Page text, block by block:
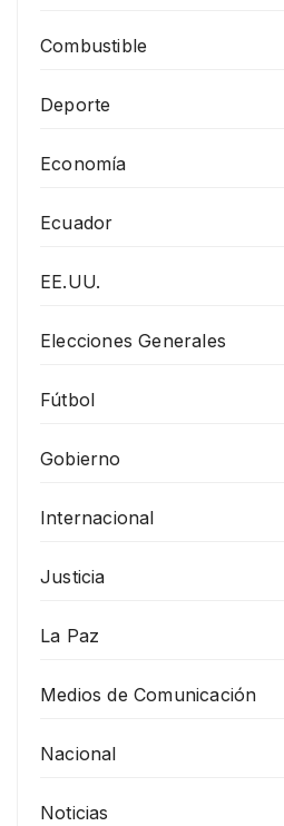
Combustible
Deporte
Economía
Ecuador
EE.UU.
Elecciones Generales
Fútbol
Gobierno
Internacional
Justicia
La Paz
Medios de Comunicación
Nacional
Noticias